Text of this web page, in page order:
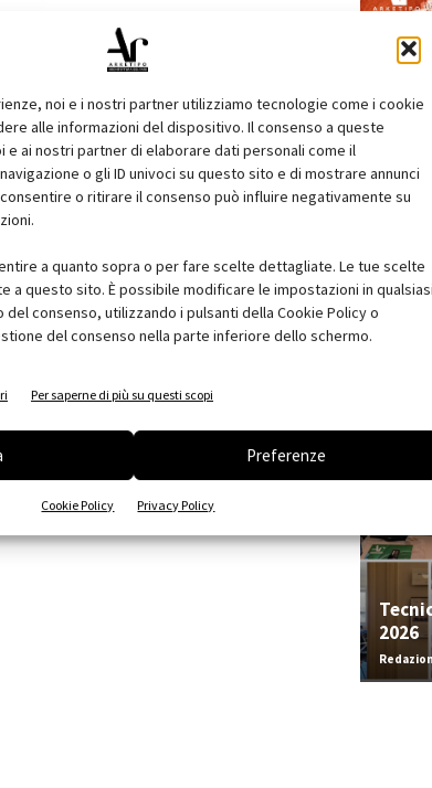
noi e i nostri partner utilizziamo tecnologie come i cookie
alle informazioni del dispositivo. Il consenso a queste
ai nostri partner di elaborare dati personali come il
o gli ID univoci su questo sito e di mostrare annunci
o ritirare il consenso può influire negativamente su
a quanto sopra o per fare scelte dettagliate. Le tue scelte
a questo sito. È possibile modificare le impostazioni in qualsiasi
consenso, utilizzando i pulsanti della Cookie Policy o
del consenso nella parte inferiore dello schermo.
Per saperne di più su questi scopi
Preferenze
Cookie Policy Privacy Policy
2026